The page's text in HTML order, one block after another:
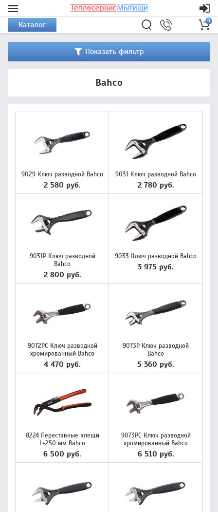
Каталог 0
Показать фильтр
Bahco
9029 Ключ разводной Bahco
2 580 руб.
9031 Ключ разводной Bahco
2 780 руб.
9031P Ключ разводной
Bahco
2 800 руб.
9033 Ключ разводной Bahco
3 975 руб.
9072PC Ключ разводной
хромированный Bahco
4 470 руб.
9073Р Ключ разводной
Bahco
5 360 руб.
8224 Переставные клещи
L=250 мм Bahco
6 500 руб.
9073РС Ключ разводной
хромированный Bahco
6 510 руб.